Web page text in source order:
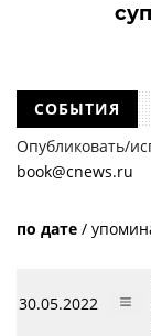
СОБЫТИЯ
Опубликовать/
book@cnews.ru
по дате /
30.05.2022